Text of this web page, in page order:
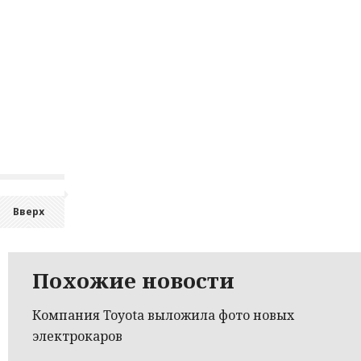
Вверх
Похожие новости
Компания Toyota выложила фото новых
электрокаров